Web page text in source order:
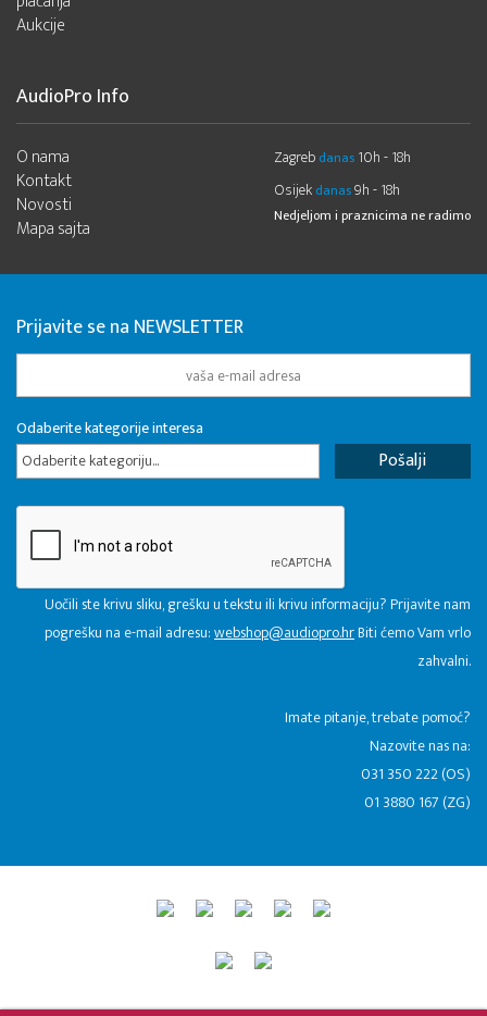
Aukcije
AudioPro Info
O nama
Kontakt
Novosti
Mapa sajta
Zagreb danas 10h - 18h
Osijek danas9h - 18h
Nedjeljom i praznicima ne radimo
Prijavite se na NEWSLETTER
Odaberite kategorije interesa
Odaberite kategoriju...
Uočili ste krivu sliku, grešku u tekstu ili krivu informaciju? Prijavite nam
pogrešku na e-mail adresu:webshop@audiopro.hrBiti ćemo Vam vrlo
zahvalni.
​Imate pitanje, trebate pomoć?
Nazovite nas na:
031 350 222 (OS)
01 3880 167 (ZG)